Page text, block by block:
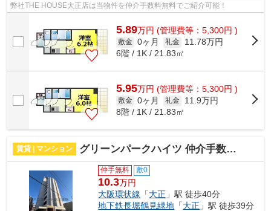
弊社THE HOUSE大正店は当物件を仲介手数料無料でご紹介可能！
5.89万円 (管理費等：5,300円 )
敷金 0ヶ月 礼金
11.78万円
6階 / 1K / 21.83㎡
5.95万円 (管理費等：5,300円 )
敷金 0ヶ月 礼金
11.9万円
8階 / 1K / 21.83㎡
賃貸 | マンション グリーンパークハイツ 仲介手数料無料
仲手無料 敷0
10.3万円
大阪環状線 「大正 」駅 徒歩40分
地下鉄長堀鶴見緑地 「大正 」駅 徒歩39分